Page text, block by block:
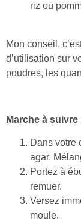
riz ou
Mon conseil,
d’utilisation sur
poudres, les
Marche à suivre
Dans votre
agar.
Portez à
remuer.
Versez
moule.